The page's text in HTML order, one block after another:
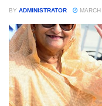
BY ADMINISTRATOR